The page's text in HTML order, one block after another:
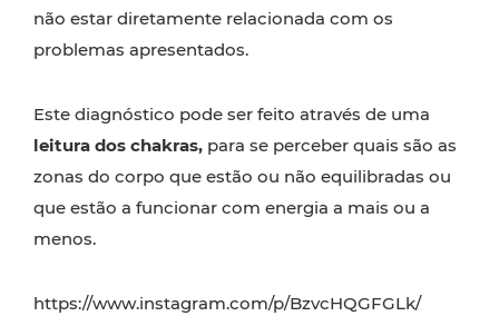
não estar diretamente relacionada com os
problemas apresentados.
Este diagnóstico pode ser feito através de uma
leitura dos chakras, para se perceber quais são as
zonas do corpo que estão ou não equilibradas ou
que estão a funcionar com energia a mais ou a
menos.
https://www.instagram.com/p/BzvcHQGFGLk/